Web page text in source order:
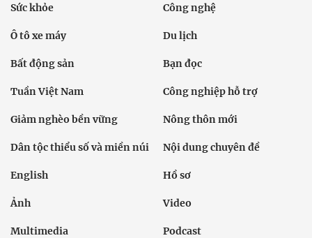
Sức khỏe Công nghệ
Ô tô xe máy Du lịch
Bất động sản Bạn đọc
Tuần Việt Nam Công nghiệp hỗ trợ
Giảm nghèo bền vững Nông thôn mới
Dân tộc thiểu số và miền núi Nội dung chuyên đề
English Hồ sơ
Ảnh Video
Multimedia Podcast